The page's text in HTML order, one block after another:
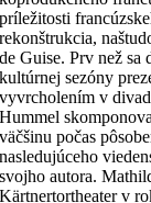
príležitosti
rekonštrukcia,
de Guise. Prv než sa
kultúrnej sezóny
vyvrcholením v
Hummel
väčšinu počas
nasledujúceho
svojho autora.
Kärtnertortheater v